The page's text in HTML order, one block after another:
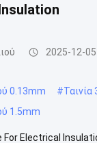
2025-12-05
0.13mm #
1.5mm
Electrical